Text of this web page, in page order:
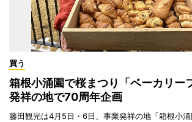
買う
箱根小涌園で桜まつり「ベーカリ
発祥の地で70周年企画
藤田観光は4月5日・6日、事業発祥の地「箱根小